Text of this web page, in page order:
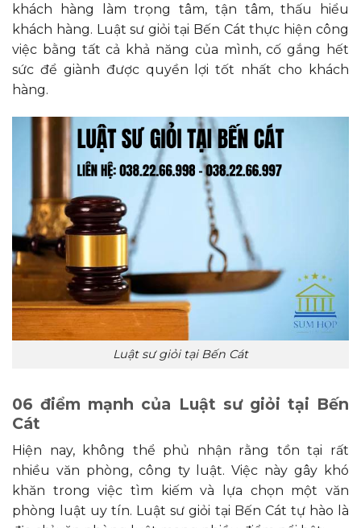
khách hàng làm trọng tâm, tận tâm, thấu hiểu
khách hàng. Luật sư giỏi tại Bến Cát thực hiện công
việc bằng tất cả khả năng của mình, cố gắng hết
sức để giành được quyền lợi tốt nhất cho khách
hàng.
Luật sư giỏi tại Bến Cát
06 điểm mạnh của Luật sư giỏi tại Bến
Cát
Hiện nay, không thể phủ nhận rằng tồn tại rất
nhiều văn phòng, công ty luật. Việc này gây khó
khăn trong việc tìm kiếm và lựa chọn một văn
phòng luật uy tín. Luật sư giỏi tại Bến Cát tự hào là